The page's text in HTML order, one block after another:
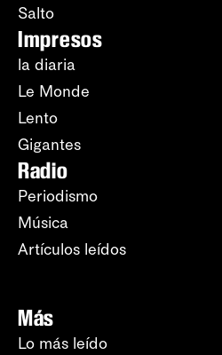
Salto
Impresos
la diaria
Le Monde
Lento
Gigantes
Radio
Periodismo
Música
Artículos leídos
Más
Lo más leído